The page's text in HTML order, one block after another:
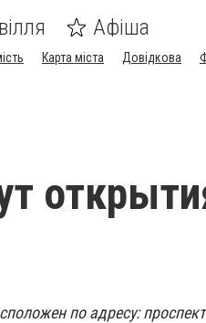
Афіша
Карта міста Довідкова
по адресу: